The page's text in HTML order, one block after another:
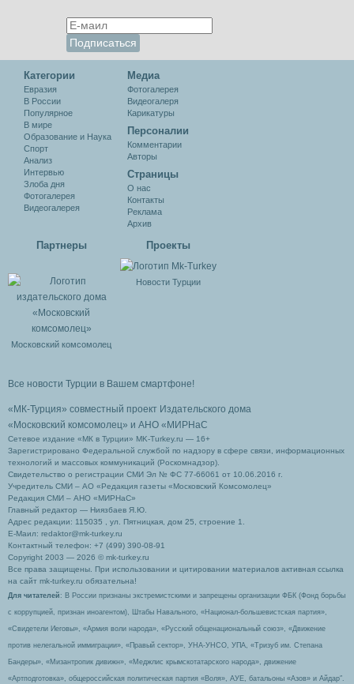
Категории
Евразия
В России
Популярное
В мире
Образование и Наука
Спорт
Анализ
Интервью
Злоба дня
Фотогалерея
Видеогалерея
Медиа
Фотогалерея
Видеогалеря
Карикатуры
Персоналии
Комментарии
Авторы
Cтраницы
О нас
Контакты
Реклама
Архив
Партнеры
Московский комсомолец
Проекты
Новости Турции
Все новости Турции в Вашем смартфоне!
«МК-Турция» совместный проект Издательского дома
«Московский комсомолец» и АНО «МИРНаС
Сетевое издание «МК в Турции» MK-Turkey.ru — 16+
Зарегистрировано Федеральной службой по надзору в сфере связи, информационных
технологий и массовых коммуникаций (Роскомнадзор).
Свидетельство о регистрации СМИ Эл № ФС 77-66061 от 10.06.2016 г.
Учредитель СМИ – АО «Редакция газеты «Московский Комсомолец»
Редакция СМИ – АНО «МИРНаС»
Главный редактор — Ниязбаев Я.Ю.
Адрес редакции: 115035 , ул. Пятницкая, дом 25, строение 1.
Е-Маил: redaktor@mk-turkey.ru
Контактный телефон: +7 (499) 390-08-91
Copyright 2003 — 2026 © mk-turkey.ru
Все права защищены. При использовании и цитировании материалов активная ссылка
на сайт mk-turkey.ru обязательна!
Для читателей : В России признаны экстремистскими и запрещены организации ФБК (Фонд борьбы
с коррупцией, признан иноагентом), Штабы Навального, «Национал-большевистская партия»,
«Свидетели Иеговы», «Армия воли народа», «Русский общенациональный союз», «Движение
против нелегальной иммиграции», «Правый сектор», УНА-УНСО, УПА, «Тризуб им. Степана
Бандеры», «Мизантропик дивижн», «Меджлис крымскотатарского народа», движение
«Артподготовка», общероссийская политическая партия «Воля», АУЕ, батальоны «Азов» и Айдар″.